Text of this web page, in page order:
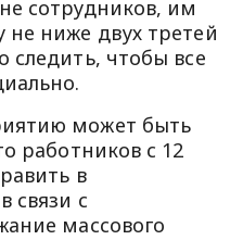
сотрудников, им
не ниже двух третей
следить, чтобы все
может быть
работников с 12
в
связи с
массового